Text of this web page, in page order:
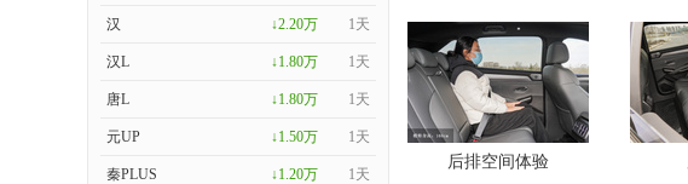
汉 ↓2.20万 1天
汉L ↓1.80万 1天
唐L ↓1.80万 1天
元UP ↓1.50万 1天
秦PLUS ↓1.20万 1天
后排空间体验